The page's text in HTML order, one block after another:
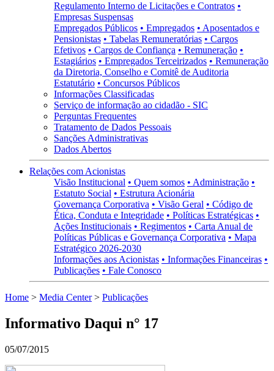
Regulamento Interno de Licitações e Contratos •
Empresas Suspensas
Empregados Públicos • Empregados • Aposentados e
Pensionistas • Tabelas Remuneratórias • Cargos
Efetivos • Cargos de Confiança • Remuneração •
Estagiários • Empregados Terceirizados • Remuneração
da Diretoria, Conselho e Comitê de Auditoria
Estatutário • Concursos Públicos
Informações Classificadas
Serviço de informação ao cidadão - SIC
Perguntas Frequentes
Tratamento de Dados Pessoais
Sanções Administrativas
Dados Abertos
Relações com Acionistas
Visão Institucional • Quem somos • Administração •
Estatuto Social • Estrutura Acionária
Governança Corporativa • Visão Geral • Código de
Ética, Conduta e Integridade • Políticas Estratégicas •
Ações Institucionais • Regimentos • Carta Anual de
Políticas Públicas e Governança Corporativa • Mapa
Estratégico 2026-2030
Informações aos Acionistas • Informações Financeiras •
Publicações • Fale Conosco
Home > Media Center> Publicações
Informativo Daqui n° 17
05/07/2015